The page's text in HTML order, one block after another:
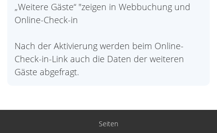
„Weitere Gäste“ "zeigen in Webbuchung und
Online-Check-in
Nach der Aktivierung werden beim Online-
Check-in-Link auch die Daten der weiteren
Gäste abgefragt.
Seiten